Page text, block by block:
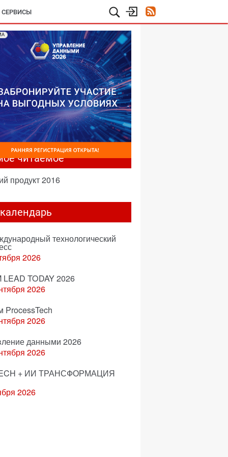
СЕРВИСЫ
читаемое
продукт 2016
технологический
2026
LEAD TODAY 2026
2026
ProcessTech
2026
данными 2026
2026
+ ИИ ТРАНСФОРМАЦИЯ
2026